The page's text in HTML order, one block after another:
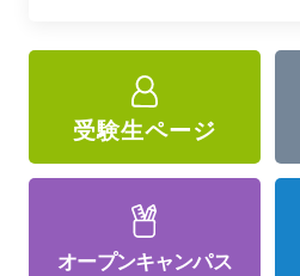
受験生ページ
オープンキャンパス